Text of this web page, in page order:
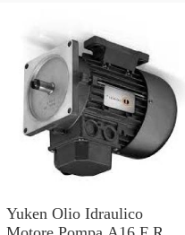
Yuken Olio Idraulico